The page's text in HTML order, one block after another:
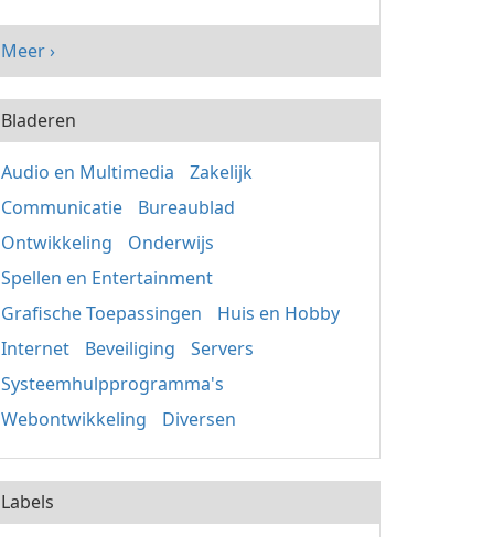
Meer ›
Bladeren
Audio en Multimedia
Zakelijk
Communicatie
Bureaublad
Ontwikkeling
Onderwijs
Spellen en Entertainment
Grafische Toepassingen
Huis en Hobby
Internet
Beveiliging
Servers
Systeemhulpprogramma's
Webontwikkeling
Diversen
Labels